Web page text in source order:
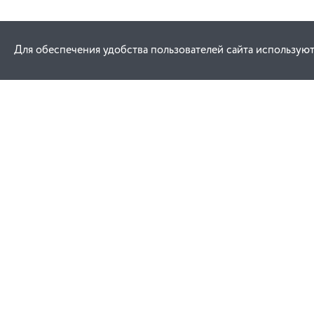
Для обеспечения удобства пользователей сайта